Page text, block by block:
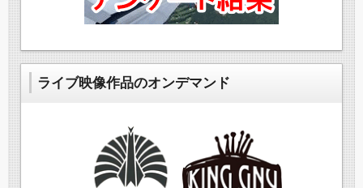
ライブ映像作品のオンデマンド